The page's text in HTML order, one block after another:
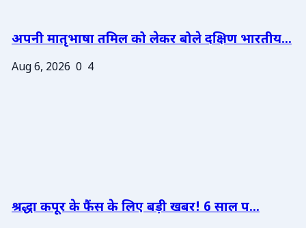
अपनी मातृभाषा तमिल को लेकर बोले दक्षिण भारतीय...
Aug 6, 2026 0 4
श्रद्धा कपूर के फैंस के लिए बड़ी खबर! 6 साल प...